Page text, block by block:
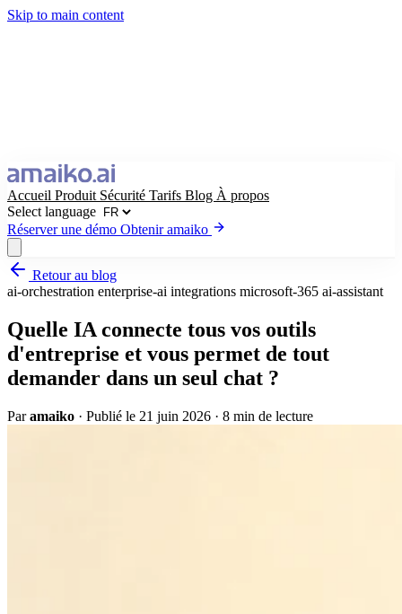
Skip to main content
Accueil Produit Sécurité Tarifs Blog À propos
Select language
Réserver une démo Obtenir amaiko
Obtenir amaiko Réserver une démo
Retour au blog
ai-orchestration enterprise-ai integrations microsoft-365 ai-assistant
Quelle IA connecte tous vos outils
d'entreprise et vous permet de tout
demander dans un seul chat ?
Paramaiko · Publié le 21 juin 2026 · 8 min de lecture